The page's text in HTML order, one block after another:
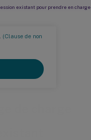
(Clause de non
existant pour prendre en charge
le serveur d’enregistrement de
session